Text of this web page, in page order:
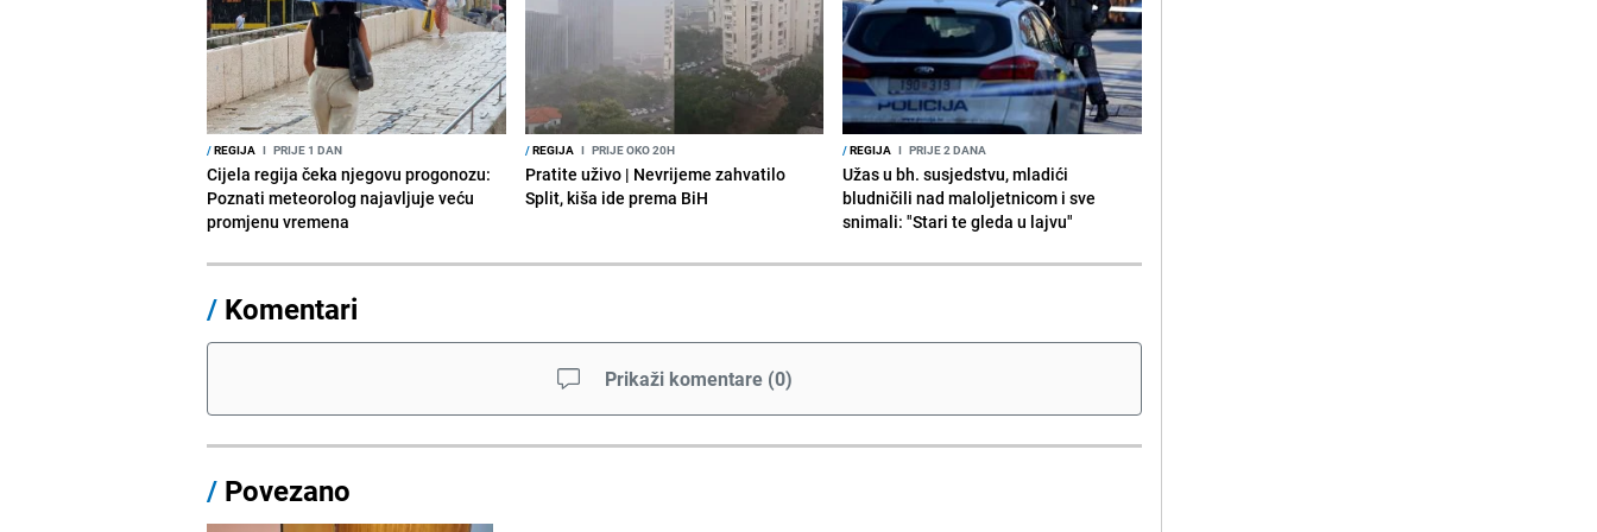
/REGIJA I PRIJE 1 DAN
Cijela regija čeka njegovu progonozu:
Poznati meteorolog najavljuje veću
promjenu vremena
/REGIJA I PRIJE OKO 20H
Pratite uživo | Nevrijeme zahvatilo
Split, kiša ide prema BiH
/REGIJA I PRIJE 2 DANA
Užas u bh. susjedstvu, mladići
bludničili nad maloljetnicom i sve
snimali: "Stari te gleda u lajvu"
/ Komentari
Prikaži komentare (0)
/ Povezano